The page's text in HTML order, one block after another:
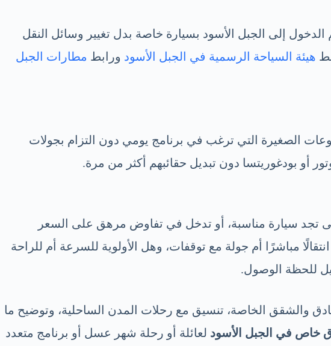
الدخول إلى الجبل الأسود بسيارة خاصة بدل تغيير وسائل النقل
هيئة السياحة الرسمية في الجبل الأسود ورابط مطارات الجبل
الصغيرة التي ترغب في برنامج يومي دون التزام بجولات
أو بودغوريتسا دون تبديل حقائبهم أكثر من مرة.
تجد سيارة مناسبة، أو تدخل في تفاوض مرهق على السعر
مباشرًا أم جولة مع توقفات، وهل الأولوية للسرعة أم للراحة
للحظة الوصول.
والشقق الخاصة، تنسيق مع رحلات المدن الساحلية، وتوضيح ما
خاص في الجبل الأسود لعائلة أو رحلة شهر عسل أو برنامج متعدد